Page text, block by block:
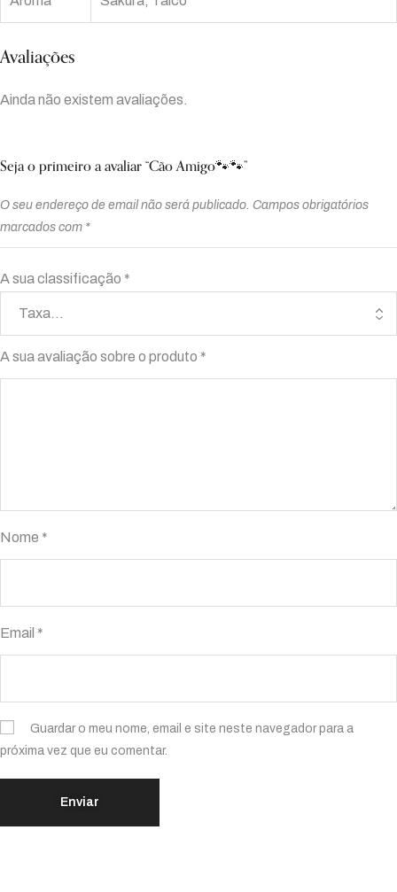
Avaliações
Ainda não existem avaliações.
Seja o primeiro a avaliar “Cão Amigo🐾🐾”
O seu endereço de email não será publicado. Campos obrigatórios
marcados com *
A sua classificação *
A sua avaliação sobre o produto *
Nome *
Email *
Guardar o meu nome, email e site neste navegador para a
próxima vez que eu comentar.